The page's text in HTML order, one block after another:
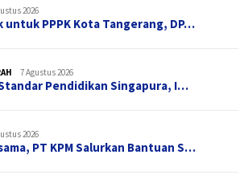
2026
untuk PPPK Kota Tangerang, DP…
7 Agustus 2026
Pendidikan Singapura, I…
2026
PT KPM Salurkan Bantuan S…